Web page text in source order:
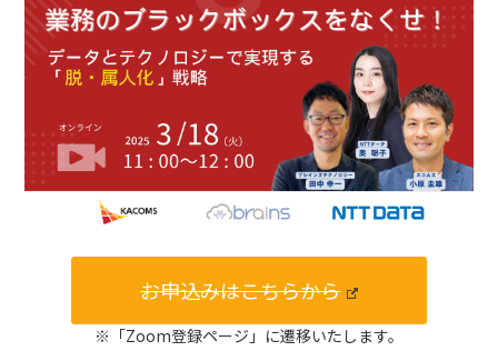
お申込みはこちらから
※「Zoom登録ページ」に遷移いたします。